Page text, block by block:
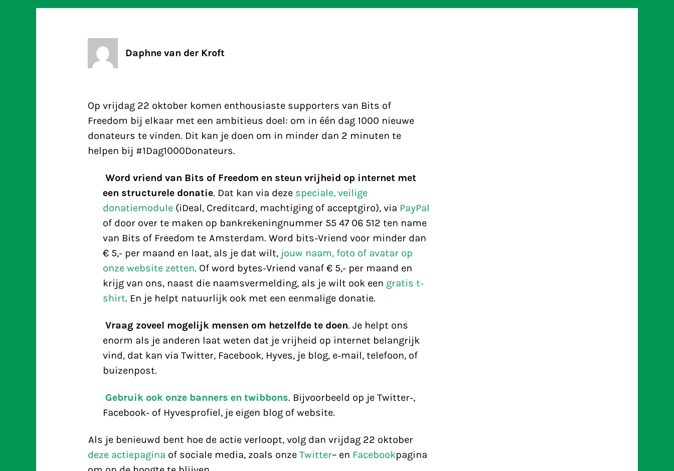
Daphne van der Kroft
Op vrijdag 22 oktober komen enthousiaste supporters van Bits of
Freedom bij elkaar met een ambitieus doel: om in één dag 1000 nieuwe
donateurs te vinden. Dit kan je doen om in minder dan 2 minuten te
helpen bij #1Dag1000Donateurs.
Word vriend van Bits of Freedom en steun vrijheid op internet met
een structurele donatie. Dat kan via deze speciale, veilige
donatiemodule(iDeal, Creditcard, machtiging of acceptgiro), via PayPal
of door over te maken op bankrekeningnummer 55 47 06 512 ten name
van Bits of Freedom te Amsterdam. Word bits-Vriend voor minder dan
€ 5,- per maand en laat, als je dat wilt,jouw naam, foto of avatar op
onze website zetten. Of word bytes-Vriend vanaf € 5,- per maand en
krijg van ons, naast die naamsvermelding, als je wilt ook een gratis t-
shirt. En je helpt natuurlijk ook met een eenmalige donatie.
Vraag zoveel mogelijk mensen om hetzelfde te doen. Je helpt ons
enorm als je anderen laat weten dat je vrijheid op internet belangrijk
vind, dat kan via Twitter, Facebook, Hyves, je blog, e-mail, telefoon, of
buizenpost.
Gebruik ook onze banners en twibbons. Bijvoorbeeld op je Twitter-,
Facebook- of Hyvesprofiel, je eigen blog of website.
Als je benieuwd bent hoe de actie verloopt, volg dan vrijdag 22 oktober
deze actiepagina of sociale media, zoals onze Twitter– en Facebookpagina